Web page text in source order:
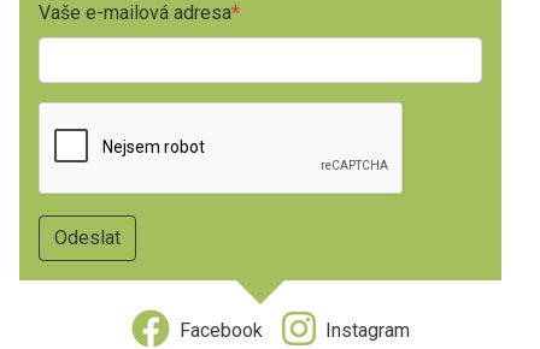
Vaše e-mailová adresa
Facebook Instagram